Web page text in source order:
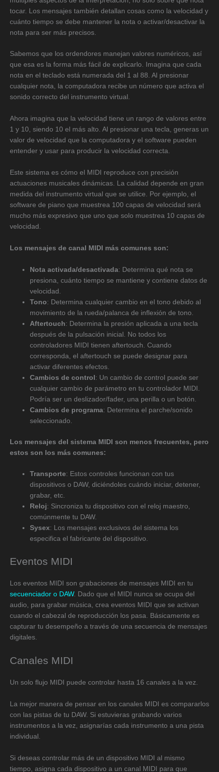
tocar. Los mensajes también detallan cosas como la velocidad y
cuánto tiempo se debe mantener la nota o activar/desactivar la
nota para ser más precisos.
Sabemos que los ordendores manejan valores numéricos, así
que esa es la forma más fácil de explicarlo. Imagina que cada
nota en el teclado está numerada del 1 al 88. Al presionar
cualquier nota, la computadora recibe un número que activa el
sonido correcto del instrumento virtual.
Ahora imagina que la velocidad tiene un rango de valores entre
1 y 10, siendo 10 el más alto. Al presionar una tecla, generas un
valor de velocidad que la computadora y el software pueden
entender y usar para producir la velocidad correcta.
Este sistema es cómo el MIDI reproduce con precisión
actuaciones musicales dinámicas. La calidad depende en gran
medida del instrumento virtual que se utilice. Por ejemplo, el
software de piano que muestrea 100 capas de velocidad será
mucho más expresivo que uno que solo muestrea 10 capas de
velocidad.
Los mensajes de canal MIDI más comunes son:
Nota activada/desactivada: Determina qué nota se
presiona, cuánto tiempo se mantiene y contiene datos de
velocidad.
Tono: Determina cualquier cambio en el tono debido al
movimiento de la rueda/palanca de inflexión de tono.
Aftertouch: Determina la presión aplicada a una tecla
después de la pulsación inicial. No todos los
controladores MIDI tienen aftertouch. Cuando
corresponda, el aftertouch se puede designar para
activar diferentes efectos.
Cambios de control : Un cambio de control puede ser
cualquier cambio de parámetro en tu controlador MIDI.
Podría ser un deslizador/fader, una perilla o un botón.
Cambios de programa: Determina el parche/sonido
seleccionado.
Los mensajes del sistema MIDI son menos frecuentes, pero
estos son los más comunes:
Transporte: Estos controles funcionan con tus
dispositivos o DAW, diciéndoles cuándo iniciar, detener,
grabar, etc.
Reloj: Sincroniza tu dispositivo con el reloj maestro,
comúnmente tu DAW.
Sysex: Los mensajes exclusivos del sistema los
especifica el fabricante del dispositivo.
Eventos MIDI
Los eventos MIDI son grabaciones de mensajes MIDI en tu
secuenciador o DAW. Dado que el MIDI nunca se ocupa del
audio, para grabar música, crea eventos MIDI que se activan
cuando el cabezal de reproducción los pasa. Básicamente es
capturar tu desempeño a través de una secuencia de mensajes
digitales.
Canales MIDI
Un solo flujo MIDI puede controlar hasta 16 canales a la vez.
La mejor manera de pensar en los canales MIDI es compararlos
con las pistas de tu DAW. Si estuvieras grabando varios
instrumentos a la vez, asignarías cada instrumento a una pista
individual.
Si deseas controlar más de un dispositivo MIDI al mismo
tiempo, asigna cada dispositivo a un canal MIDI para que